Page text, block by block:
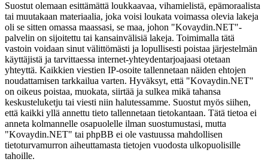
Suostut olemaan esittämättä loukkaavaa, vihamielistä, epämoraalista
tai muutakaan materiaalia, joka voisi loukata voimassa olevia lakeja
oli se sitten omassa maassasi, se maa, johon "Kovaydin.NET"-
palvelin on sijoitettu tai kansainvälisiä lakeja. Toimimalla tätä
vastoin voidaan sinut välittömästi ja lopullisesti poistaa järjestelmän
käyttäjistä ja tarvittaessa internet-yhteydentarjoajaasi otetaan
yhteyttä. Kaikkien viestien IP-osoite tallennetaan näiden ehtojen
noudattamisen tarkkailua varten. Hyväksyt, että "Kovaydin.NET"
on oikeus poistaa, muokata, siirtää ja sulkea mikä tahansa
keskusteluketju tai viesti niin halutessamme. Suostut myös siihen,
että kaikki yllä annettu tieto tallennetaan tietokantaan. Tätä tietoa ei
anneta kolmannelle osapuolelle ilman suostumustasi, mutta
"Kovaydin.NET" tai phpBB ei ole vastuussa mahdollisen
tietoturvamurron aiheuttamasta tietojen vuodosta ulkopuolisille
tahoille.